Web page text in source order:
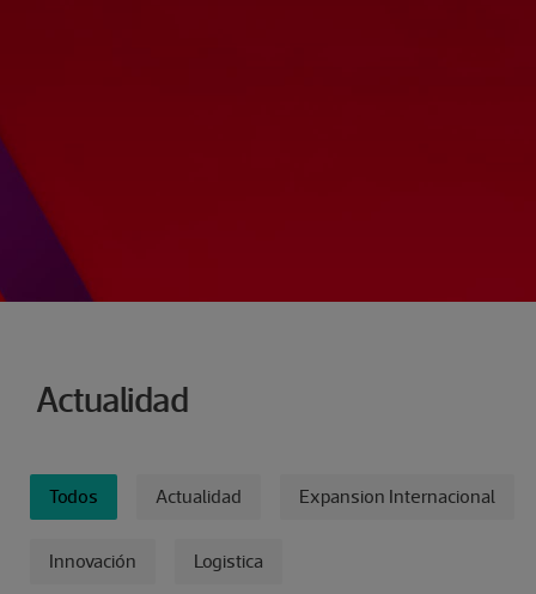
Actualidad
Todos Actualidad Expansion Internacional
Innovación Logistica